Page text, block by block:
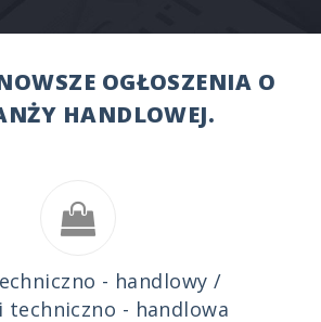
OGŁOSZENIA O
HANDLOWEJ.
- handlowy /
techniczno - handlowa